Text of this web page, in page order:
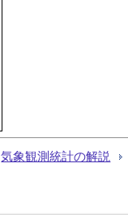
気象観測統計の解説